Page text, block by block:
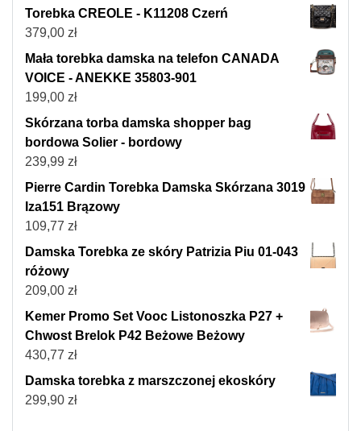
Torebka CREOLE - K11208 Czerń
379,00 zł
Mała torebka damska na telefon CANADA
VOICE - ANEKKE 35803-901
199,00 zł
Skórzana torba damska shopper bag
bordowa Solier - bordowy
239,99 zł
Pierre Cardin Torebka Damska Skórzana 3019
Iza151 Brązowy
109,77 zł
Damska Torebka ze skóry Patrizia Piu 01-043
różowy
209,00 zł
Kemer Promo Set Vooc Listonoszka P27 +
Chwost Brelok P42 Beżowe Beżowy
430,77 zł
Damska torebka z marszczonej ekoskóry
299,90 zł